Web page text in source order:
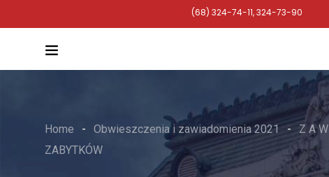
(68) 324-74-11, 324-73-90
Home Obwieszczenia i zawiadomienia 2021
Z A
ZABYTKÓW